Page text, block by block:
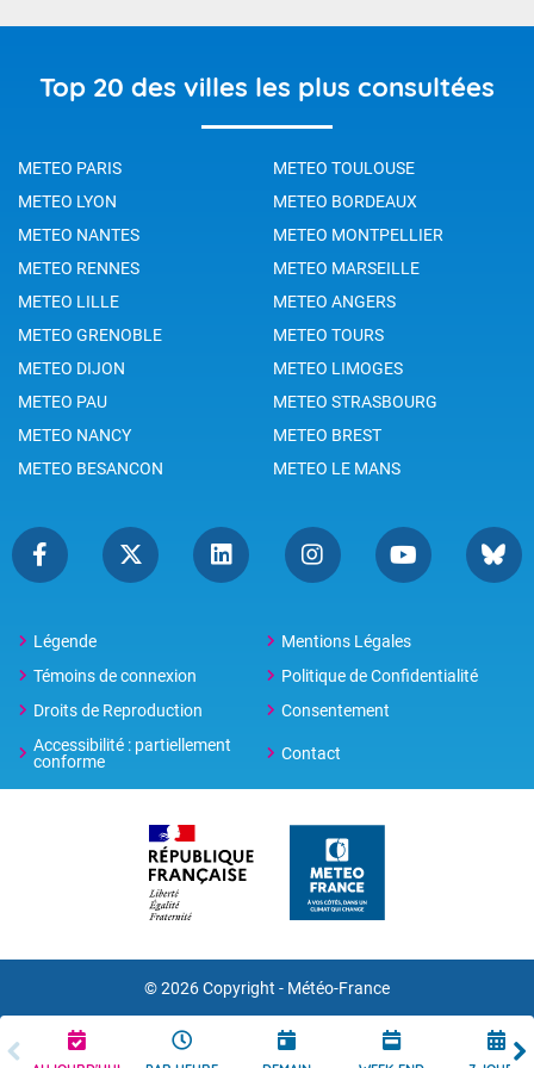
Top 20 des villes les plus consultées
METEO PARIS
METEO TOULOUSE
METEO LYON
METEO BORDEAUX
METEO NANTES
METEO MONTPELLIER
METEO RENNES
METEO MARSEILLE
METEO LILLE
METEO ANGERS
METEO GRENOBLE
METEO TOURS
METEO DIJON
METEO LIMOGES
METEO PAU
METEO STRASBOURG
METEO NANCY
METEO BREST
METEO BESANCON
METEO LE MANS
Légende
Mentions Légales
Témoins de connexion
Politique de Confidentialité
Droits de Reproduction
Consentement
Accessibilité : partiellement
conforme
Contact
© 2026 Copyright - Météo-France